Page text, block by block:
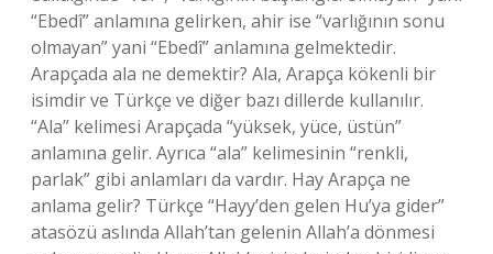
“Ebedî” anlamına gelirken, ahir ise “varlığının sonu
olmayan” yani “Ebedî” anlamına gelmektedir.
Arapçada ala ne demektir? Ala, Arapça kökenli bir
isimdir ve Türkçe ve diğer bazı dillerde kullanılır.
“Ala” kelimesi Arapçada “yüksek, yüce, üstün”
anlamına gelir. Ayrıca “ala” kelimesinin “renkli,
parlak” gibi anlamları da vardır. Hay Arapça ne
anlama gelir? Türkçe “Hayy’den gelen Hu’ya gider”
atasözü aslında Allah’tan gelenin Allah’a dönmesi